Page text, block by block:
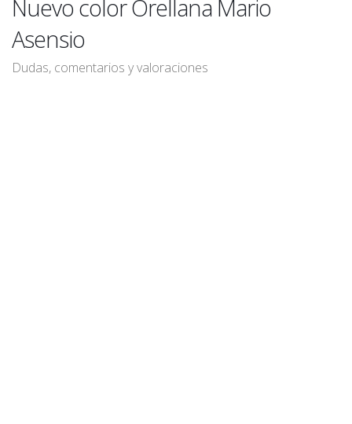
Nuevo color Orellana Mario
Asensio
Dudas, comentarios y valoraciones